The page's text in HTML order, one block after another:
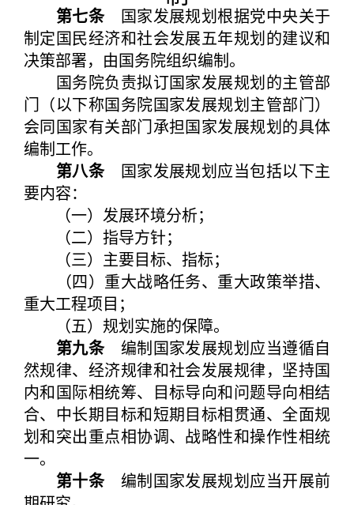
第七条国家发展规划根据党中央关于
制定国民经济和社会发展五年规划的建议和
决策部署，由国务院组织编制。
国务院负责拟订国家发展规划的主管部
门（以下称国务院国家发展规划主管部门）
会同国家有关部门承担国家发展规划的具体
编制工作。
第八条国家发展规划应当包括以下主
要内容：
（一）发展环境分析；
（二）指导方针；
（三）主要目标、指标；
（四）重大战略任务、重大政策举措、
重大工程项目；
（五）规划实施的保障。
第九条编制国家发展规划应当遵循自
然规律、经济规律和社会发展规律，坚持国
内和国际相统筹、目标导向和问题导向相结
合、中长期目标和短期目标相贯通、全面规
划和突出重点相协调、战略性和操作性相统
一。
第十条编制国家发展规划应当开展前